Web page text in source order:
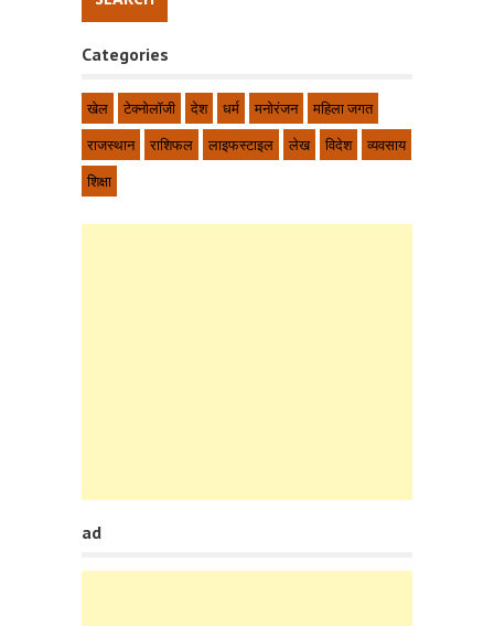
Categories
खेल टेक्नोलॉजी देश धर्म मनोरंजन
महिला जगत
राजस्थान
राशिफल लाइफस्टाइल लेख विदेश
व्यवसाय
शिक्षा
ad